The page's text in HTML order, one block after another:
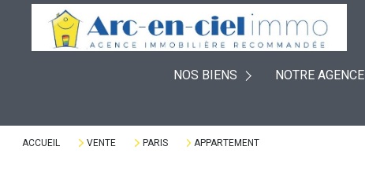
NOS BIENS NOTRE AGENCE
EXPERTISES
PLACEMENTS
ACCUEIL VENTE PARIS APPARTEMENT